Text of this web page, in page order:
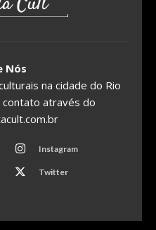
Nós
na cidade do Rio
contato através do
Instagram
Twitter